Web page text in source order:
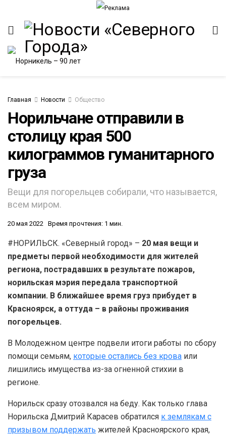
Главная Новости Общество
Норильчане отправили в
столицу края 500
килограммов гуманитарного
груза
Вещи для погорельцев собирали, что называется,
всем миром.
20 мая 2022 Время прочтения: 1 мин.
#НОРИЛЬСК. «Северный город» – 20 мая вещи и
предметы первой необходимости для жителей
региона, пострадавших в результате пожаров,
норильская мэрия передала транспортной
компании. В ближайшее время груз прибудет в
Красноярск, а оттуда – в районы проживания
погорельцев.
В Молодежном центре подвели итоги работы по сбору
помощи семьям, которые остались без крова или
лишились имущества из-за огненной стихии в
регионе.
Норильск сразу отозвался на беду. Как только глава
Норильска Дмитрий Карасев обратился к землякам с
призывом поддержать жителей Красноярского края,